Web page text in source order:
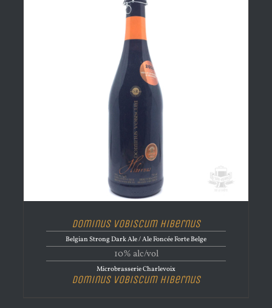
Dominus Vobiscum Hibernus
Belgian Strong Dark Ale / Ale Foncée Forte Belge
10% alc/vol
Microbrasserie Charlevoix
Dominus Vobiscum Hibernus